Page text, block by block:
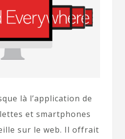
là l’application de
et smartphones
sur le web. Il offrait